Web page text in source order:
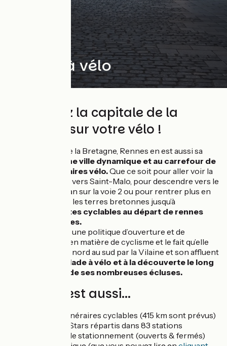
Rennes à vélo
Découvrez la capitale de la
Bretagne sur votre vélo !
Porte d’entrée de la Bretagne, Rennes en est aussi sa
C’est une ville dynamique et au carrefour de
plusieurs itinéraires vélo.Que ce soit pour aller voir la
mer plus au nord vers Saint-Malo, pour descendre vers le
Golfe du Morbihan sur la voie 2 ou pour rentrer plus en
profondeur dans les terres bretonnes jusqu’à
les pistes cyclables au départ de rennes
sont nombreuses.
Rennes a adopté une politique d’ouverture et de
développement en matière de cyclisme et le fait qu’elle
soit traversée du nord au sud par la Vilaine et son affluent
la balade à vélo et à la découverte le long
de ce fleuve et de ses nombreuses écluses.
Rennes c'est aussi...
232 km d’itinéraires cyclables (415 km sont prévus)
900 Vélos Stars répartis dans 83 stations
489 parcs de stationnement (ouverts & fermés)